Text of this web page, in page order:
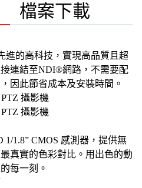
檔案下載
進的高科技，實現高品質且超
連結至NDI®網路，不需要配
因此節省成本及安裝時間。
1.8” CMOS 感測器，提供無
真實的色彩對比。用出色的動
每一刻。